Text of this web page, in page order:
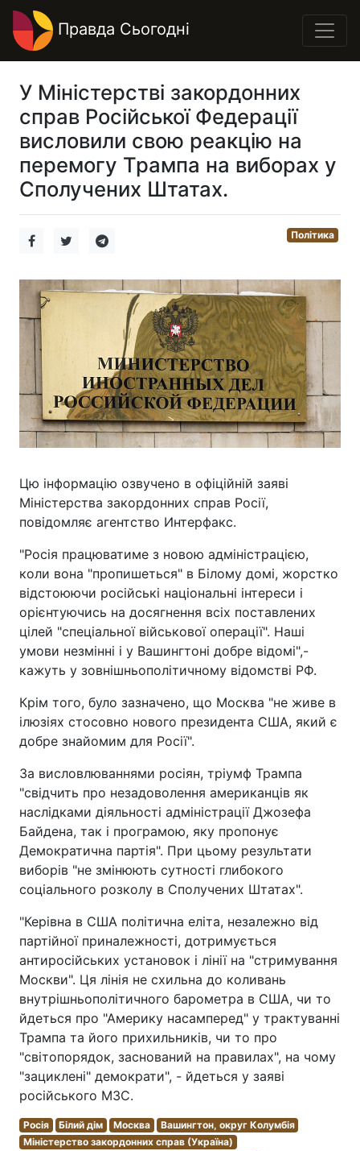
Правда Сьогодні
У Міністерстві закордонних
справ Російської Федерації
висловили свою реакцію на
перемогу Трампа на виборах у
Сполучених Штатах.
Політика
Цю інформацію озвучено в офіційній заяві
Міністерства закордонних справ Росії,
повідомляє агентство Интерфакс.
"Росія працюватиме з новою адміністрацією,
коли вона "пропишеться" в Білому домі, жорстко
відстоюючи російські національні інтереси і
орієнтуючись на досягнення всіх поставлених
цілей "спеціальної військової операції". Наші
умови незмінні і у Вашингтоні добре відомі",-
кажуть у зовнішньополітичному відомстві РФ.
Крім того, було зазначено, що Москва "не живе в
ілюзіях стосовно нового президента США, який є
добре знайомим для Росії".
За висловлюваннями росіян, тріумф Трампа
"свідчить про незадоволення американців як
наслідками діяльності адміністрації Джозефа
Байдена, так і програмою, яку пропонує
Демократична партія". При цьому результати
виборів "не змінюють сутності глибокого
соціального розколу в Сполучених Штатах".
"Керівна в США політична еліта, незалежно від
партійної приналежності, дотримується
антиросійських установок і лінії на "стримування
Москви". Ця лінія не схильна до коливань
внутрішньополітичного барометра в США, чи то
йдеться про "Америку насамперед" у трактуванні
Трампа та його прихильників, чи то про
"світопорядок, заснований на правилах", на чому
"зациклені" демократи", - йдеться у заяві
російського МЗС.
Росія Білий дім Москва
Вашингтон, округ Колумбія
Міністерство закордонних справ (Україна)